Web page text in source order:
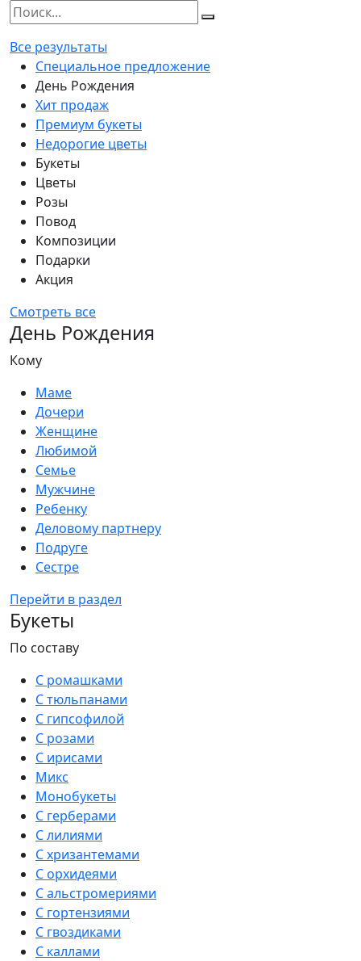
Все результаты
Специальное предложение
День Рождения
Хит продаж
Премиум букеты
Недорогие цветы
Букеты
Цветы
Розы
Повод
Композиции
Подарки
Акция
Смотреть все
День Рождения
Кому
Маме
Дочери
Женщине
Любимой
Семье
Мужчине
Ребенку
Деловому партнеру
Подруге
Сестре
Перейти в раздел
Букеты
По составу
С ромашками
С тюльпанами
С гипсофилой
С розами
С ирисами
Микс
Монобукеты
С герберами
С лилиями
С хризантемами
С орхидеями
С альстромериями
С гортензиями
С гвоздиками
С каллами